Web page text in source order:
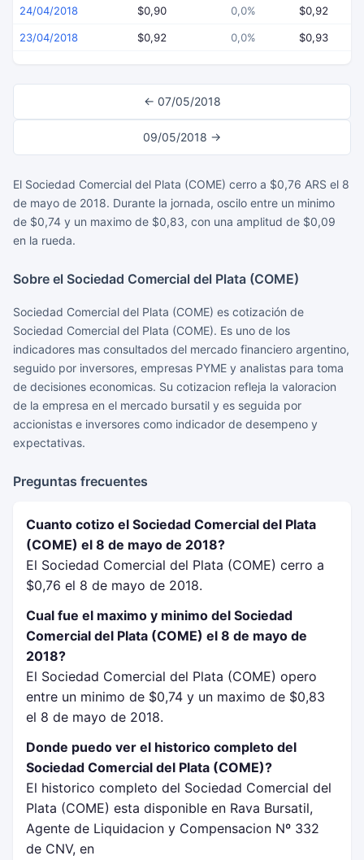
24/04/2018 $0,90 0,0% $0,92
23/04/2018 $0,92 0,0% $0,93
← 07/05/2018
09/05/2018 →
El Sociedad Comercial del Plata (COME) cerro a $0,76 ARS el 8
de mayo de 2018. Durante la jornada, oscilo entre un minimo
de $0,74 y un maximo de $0,83, con una amplitud de $0,09
en la rueda.
Sobre el Sociedad Comercial del Plata (COME)
Sociedad Comercial del Plata (COME) es cotización de
Sociedad Comercial del Plata (COME). Es uno de los
indicadores mas consultados del mercado financiero argentino,
seguido por inversores, empresas PYME y analistas para toma
de decisiones economicas. Su cotizacion refleja la valoracion
de la empresa en el mercado bursatil y es seguida por
accionistas e inversores como indicador de desempeno y
expectativas.
Preguntas frecuentes
Cuanto cotizo el Sociedad Comercial del Plata
(COME) el 8 de mayo de 2018?
El Sociedad Comercial del Plata (COME) cerro a
$0,76 el 8 de mayo de 2018.
Cual fue el maximo y minimo del Sociedad
Comercial del Plata (COME) el 8 de mayo de
2018?
El Sociedad Comercial del Plata (COME) opero
entre un minimo de $0,74 y un maximo de $0,83
el 8 de mayo de 2018.
Donde puedo ver el historico completo del
Sociedad Comercial del Plata (COME)?
El historico completo del Sociedad Comercial del
Plata (COME) esta disponible en Rava Bursatil,
Agente de Liquidacion y Compensacion Nº 332
de CNV, en